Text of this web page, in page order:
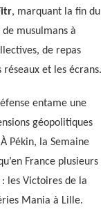
, marquant la fin du
musulmans à
de repas
et les écrans.
entame une
géopolitiques
Pékin, la Semaine
France plusieurs
les Victoires de la
Mania à Lille.